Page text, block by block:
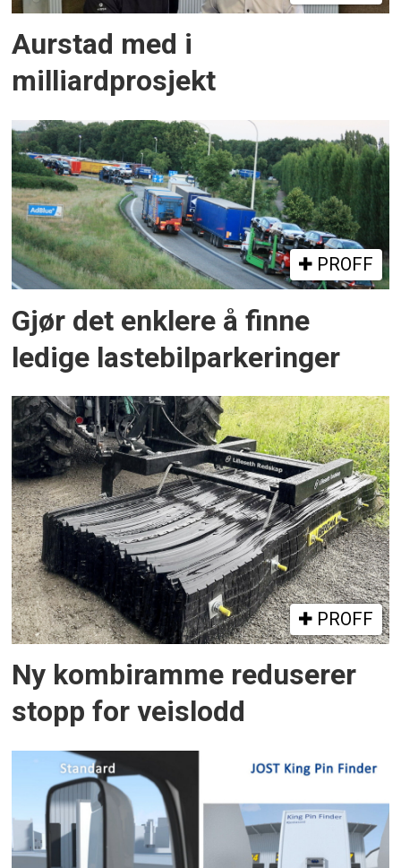
Aurstad med i
milliardprosjekt
PROFF
Gjør det enklere å finne
ledige lastebilparkeringer
PROFF
Ny kombiramme reduserer
stopp for veislodd